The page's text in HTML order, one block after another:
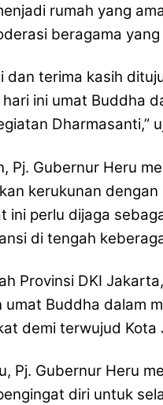
rumah yang
beragama
dan terima kasih
ini umat Buddha
Dharmasanti,”
Pj. Gubernur Heru
kerukunan
ini perlu dijaga
di tengah
Provinsi DKI
umat Buddha dalam
demi terwujud
Pj. Gubernur Heru
diri untuk